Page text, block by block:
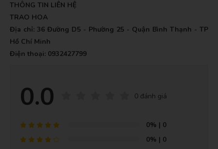
THÔNG TIN LIÊN HỆ
TRAO HOA
Địa chỉ: 36 Đường D5 - Phường 25 - Quận Bình Thạnh - TP
Hồ Chí Minh
Điện thoại: 0932427799
0.0 0 đánh giá
0% | 0
0% | 0